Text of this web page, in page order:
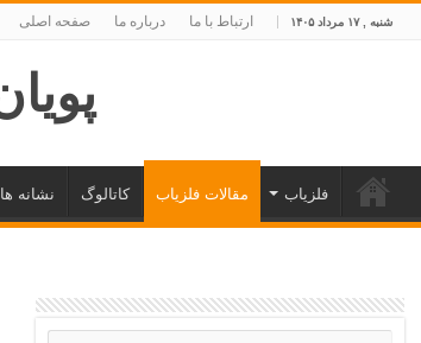
شنبه , ۱۷ مرداد ۱۴۰۵ ارتباط با ما درباره ما صفحه اصلی
پویان
فلزیاب مقالات فلزیاب کاتالوگ نشانه